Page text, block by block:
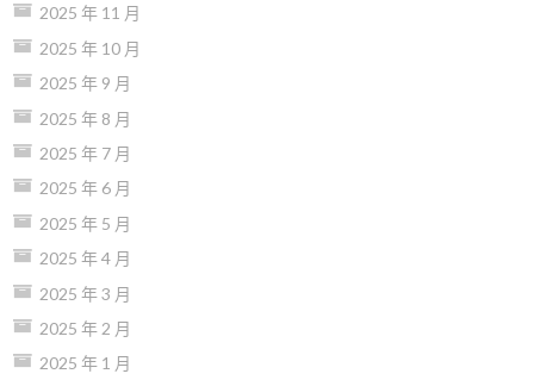
2025 年 11 月
2025 年 10 月
2025 年 9 月
2025 年 8 月
2025 年 7 月
2025 年 6 月
2025 年 5 月
2025 年 4 月
2025 年 3 月
2025 年 2 月
2025 年 1 月